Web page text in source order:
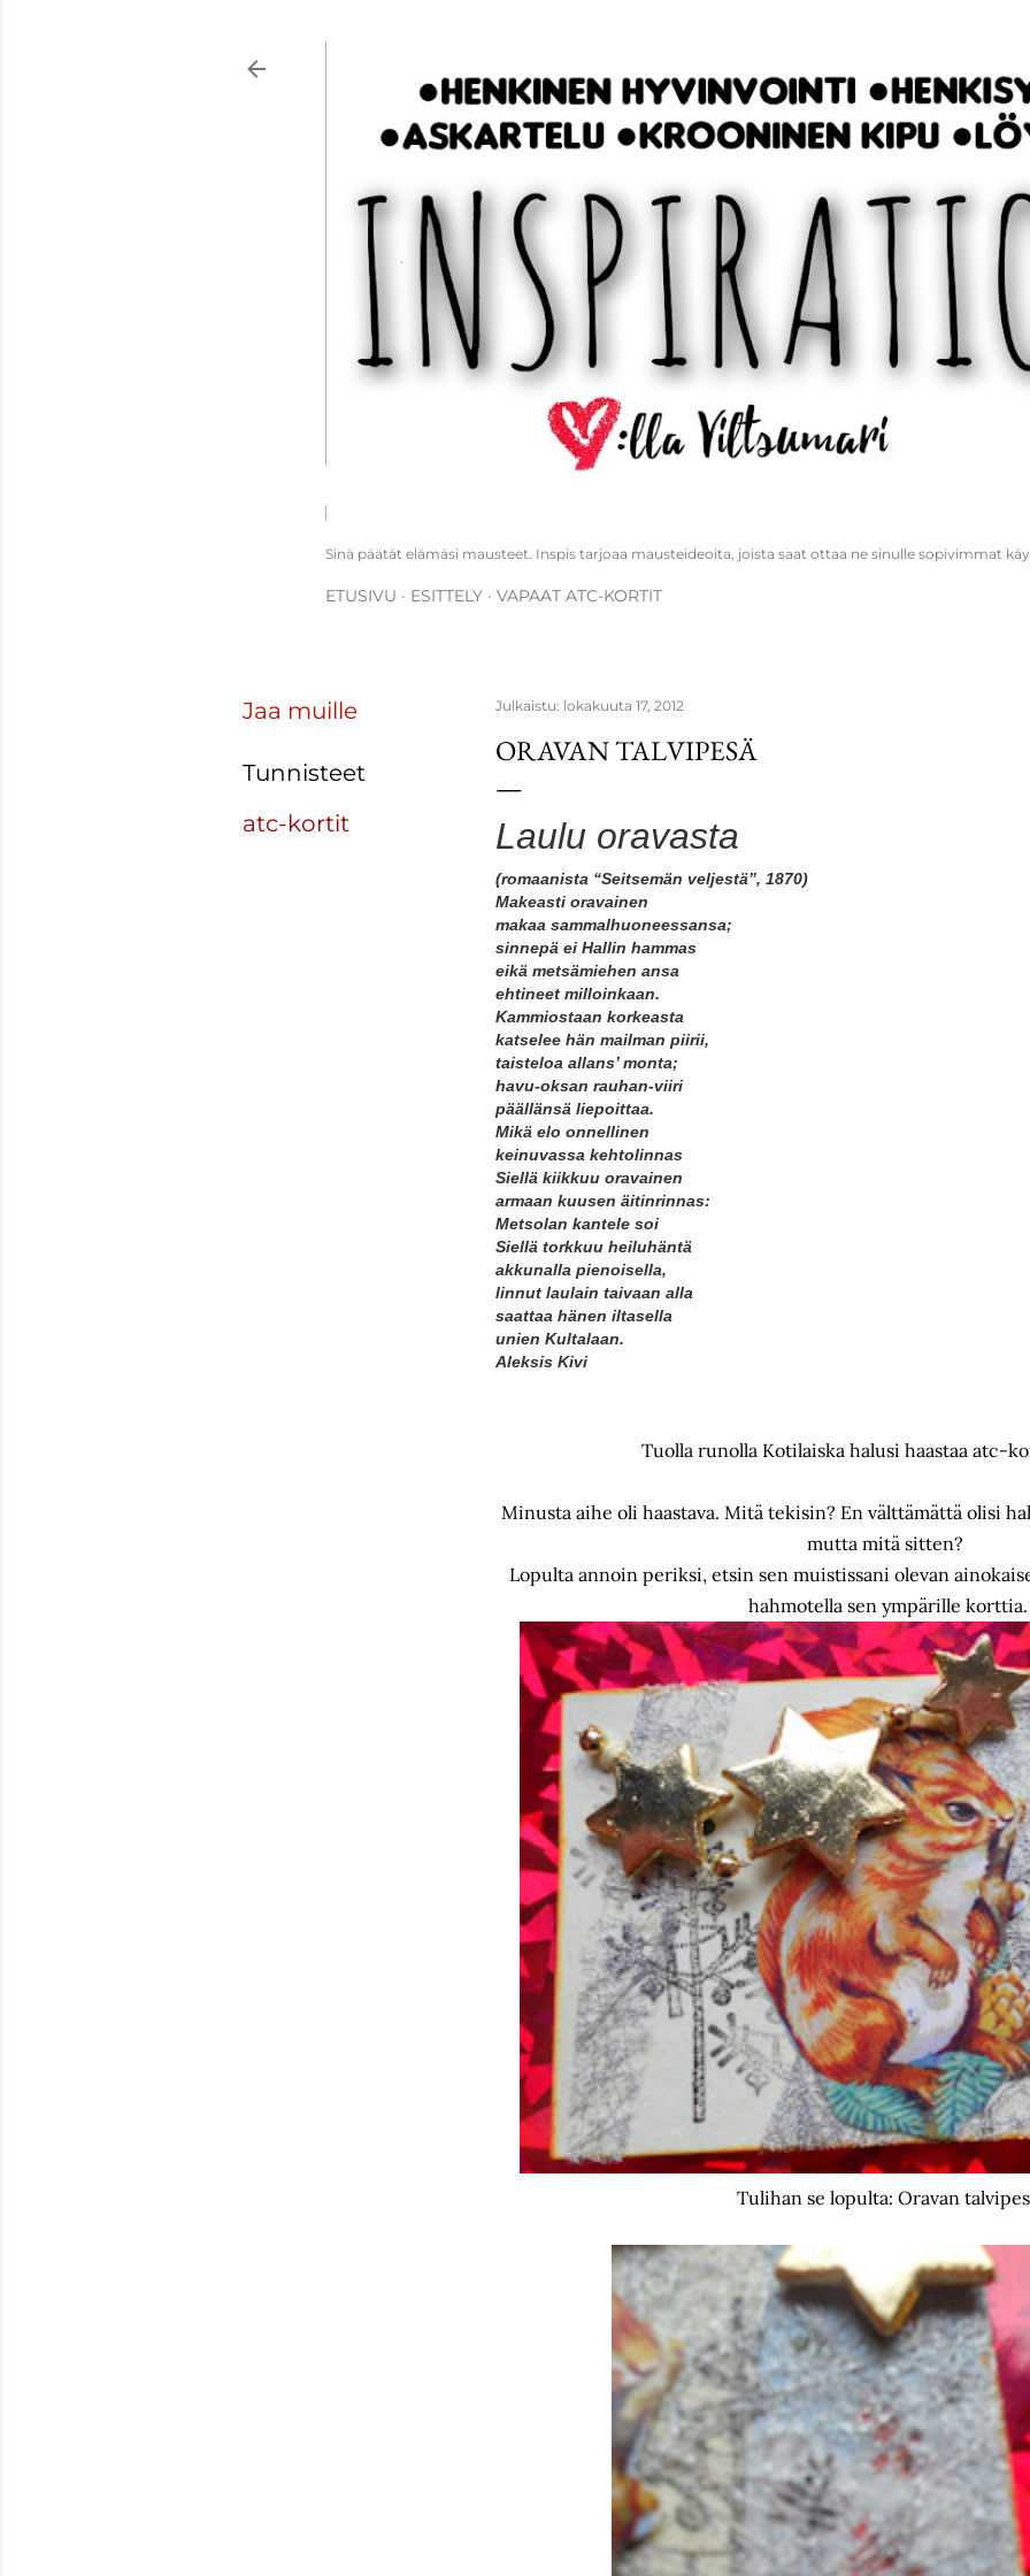
Sinä päätät elämäsi mausteet. Inspis tarjoaa mausteideoita, joista saat ottaa ne sinulle sopivimmat
ETUSIVU ESITTELY VAPAAT ATC-KORTIT
Jaa muille
Tunnisteet
atc-kortit
Julkaistu: lokakuuta 17, 2012
ORAVAN TALVIPESÄ
Laulu oravasta
(romaanista “Seitsemän veljestä”, 1870)
Makeasti oravainen
makaa sammalhuoneessansa;
sinnepä ei Hallin hammas
eikä metsämiehen ansa
ehtineet milloinkaan.
Kammiostaan korkeasta
katselee hän mailman piirii,
taisteloa allans’ monta;
havu-oksan rauhan-viiri
päällänsä liepoittaa.
Mikä elo onnellinen
keinuvassa kehtolinnas
Siellä kiikkuu oravainen
armaan kuusen äitinrinnas:
Metsolan kantele soi
Siellä torkkuu heiluhäntä
akkunalla pienoisella,
linnut laulain taivaan alla
saattaa hänen iltasella
unien Kultalaan.
Aleksis Kivi
Tuolla runolla Kotilaiska halusi haastaa atc-
Minusta aihe oli haastava. Mitä tekisin? En välttämättä olisi
mutta mitä sitten?
Lopulta annoin periksi, etsin sen muistissani olevan
hahmotella sen ympärille korttia.
Tulihan se lopulta: Oravan